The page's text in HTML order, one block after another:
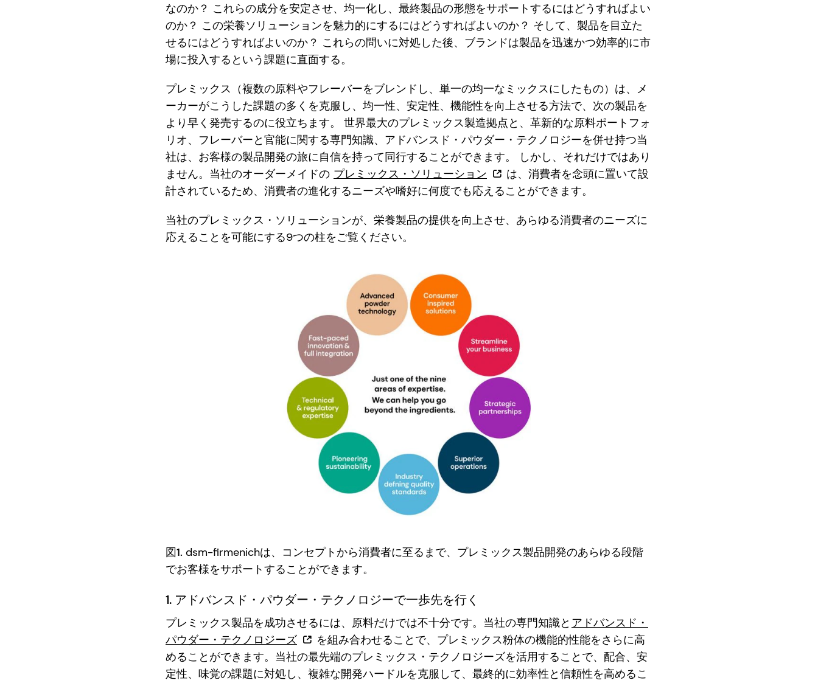
なのか？ これらの成分を安定させ、均一化し、最終製品の形態をサポートするにはどうすればよい
のか？ この栄養ソリューションを魅力的にするにはどうすればよいのか？ そして、製品を目立た
せるにはどうすればよいのか？ これらの問いに対処した後、ブランドは製品を迅速かつ効率的に市
場に投入するという課題に直面する。
プレミックス（複数の原料やフレーバーをブレンドし、単一の均一なミックスにしたもの）は、メ
ーカーがこうした課題の多くを克服し、均一性、安定性、機能性を向上させる方法で、次の製品を
より早く発売するのに役立ちます。 世界最大のプレミックス製造拠点と、革新的な原料ポートフォ
リオ、フレーバーと官能に関する専門知識、アドバンスド・パウダー・テクノロジーを併せ持つ当
社は、お客様の製品開発の旅に自信を持って同行することができます。 しかし、それだけではあり
ません。当社のオーダーメイドの プレミックス・ソリューション
は、消費者を念頭に置いて設
計されているため、消費者の進化するニーズや嗜好に何度でも応えることができます。
当社のプレミックス・ソリューションが、栄養製品の提供を向上させ、あらゆる消費者のニーズに
応えることを可能にする9つの柱をご覧ください。
図1. dsm-firmenichは、コンセプトから消費者に至るまで、プレミックス製品開発のあらゆる段階
でお客様をサポートすることができます。
1. アドバンスド・パウダー・テクノロジーで一歩先を行く
プレミックス製品を成功させるには、原料だけでは不十分です。当社の専門知識と アドバンスド・
パウダー・テクノロジーズ
を組み合わせることで、プレミックス粉体の機能的性能をさらに高
めることができます。当社の最先端のプレミックス・テクノロジーズを活用することで、配合、安
定性、味覚の課題に対処し、複雑な開発ハードルを克服して、最終的に効率性と信頼性を高めるこ